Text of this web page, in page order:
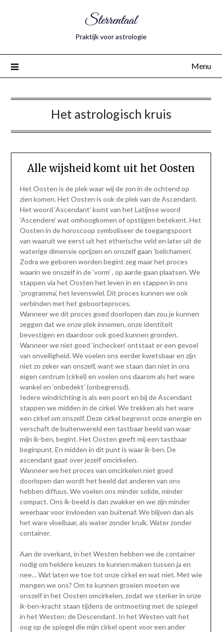
Sterrentaal
Praktijk voor astrologie
Menu
Het astrologisch kruis
Alle wijsheid komt uit het Oosten
Het Oosten is de plek waar wij de zon in de ochtend op
zien komen. Het Oosten is ook de plek van de Ascendant.
Het woord ‘Ascendant’ komt van het Latijnse woord
‘Ascendere’ wat omhoogkomen of opstijgen betekent. Het
Oosten in de horoscoop symboliseer de toegangspoort
van waaruit we eerst uit het etherische veld en later uit de
waterige dimensie oprijzen en onszelf gaan ’belichamen’.
Zodra we geboren worden begint zeg maar het proces
waarin we onszelf in de ‘vorm’ , op aarde gaan plaatsen. We
stappen via het Oosten het leven in en stappen in ons
‘programma’, het levenswiel. Dit proces kunnen we ook
verbinden met het geboorteproces.
Wanneer we dit proces goed doorlopen dan zou je kunnen
zeggen dat we onze plek innemen, onze identiteit
bevestigen en daardoor ook goed kunnen gronden.
Wanneer we niet goed ‘inchecken’ ontstaat er een gevoel
van onveiligheid. We voelen ons eerder kwetsbaar en zijn
niet zo zeker van onszelf, want we staan dan niet in ons
eigen centrum (cirkel) en voelen ons daarom als het ware
wankel en ‘onbedekt’ (onbegrensd).
Iedere windrichting is als een poort en bij de Ascendant
stappen we midden in de cirkel. We trekken als het ware
een cirkel om onszelf. Deze cirkel begrenst onze energie en
verschaft de buitenwereld een tastbaar beeld van waar
mijn ik-ben, begint. Het Oosten geeft mij een tastbaar
beginpunt. En midden in dit punt is waar ik-ben. De
ascendant gaat over jezelf omcirkelen.
Wanneer we het proces van omcirkelen niet goed
doorlopen dan wordt het beeld dat anderen van ons
hebben diffuus. We voelen ons minder solide, minder
compact. Ons ik-beeld is dan zwakker en we zijn minder
weerbaar voor invloeden van buitenaf. We blijven dan als
het ware vloeibaar, als water zonder kruik. Water zonder
container.
Aan de overkant, in het Westen hebben we de container
nodig om heldere keuzes te kunnen maken tussen ja en
nee… Wat laten we toe tot onze cirkel en wat niet. Met wie
mengen we ons? Om te kunnen groeien moeten we
onszelf in het Oosten omcirkelen, zodat we sterker in onze
ik-ben-kracht staan tijdens de ontmoeting met de spiegel
in het Westen: de Descendant. In het Westen valt het
oog op de spiegel die mijn cirkel opent voor een ander